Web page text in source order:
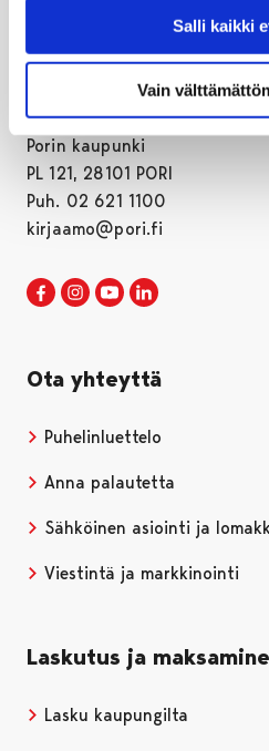
Salli kaikki
Vain
Porin kaupunki
PL 121, 28101 PORI
Puh. 02 621 1100
kirjaamo@pori.fi
Porin kaupunki
Avautuu uudessa
Porin kaupunki
Avautuu uudessa
Porin kaupunki
Avautuu uudessa
Ota yhteyttä
Puhelinluettelo
Anna palautetta
Sähköinen asiointi ja
Viestintä ja markkinointi
Laskutus ja
Lasku kaupungilta